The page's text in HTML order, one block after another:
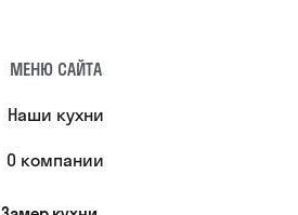
МЕНЮ САЙТА
Наши кухни
О компании